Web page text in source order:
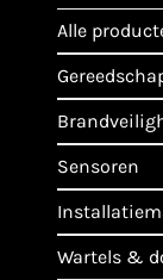
alle
sensoren
wartels &